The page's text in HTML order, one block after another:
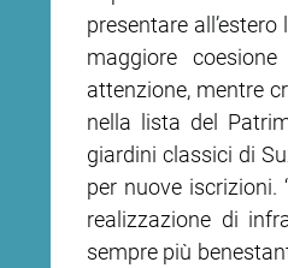
presentare
maggiore
attenzione, mentre
nella lista del
giardini classici di
per nuove iscrizioni.
realizzazione di
sempre più